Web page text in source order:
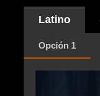
Latino
Opción 1